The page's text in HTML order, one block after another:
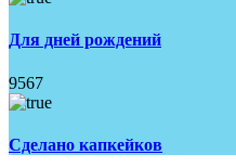
Для дней рождений
9567
Сделано капкейков